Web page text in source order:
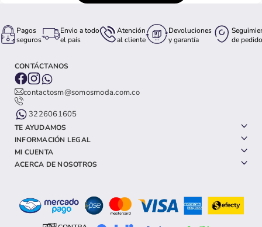
Pagos
seguros
Envio a todo
el país
Atención
al cliente
Devoluciones
y garantía
de pedido
CONTÁCTANOS
contactosm@somosmoda.com.co
3226061605
TE AYUDAMOS
INFORMACIÓN LEGAL
MI CUENTA
ACERCA DE NOSOTROS